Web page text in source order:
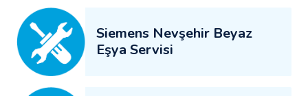
Siemens Nevşehir Beyaz
Eşya Servisi